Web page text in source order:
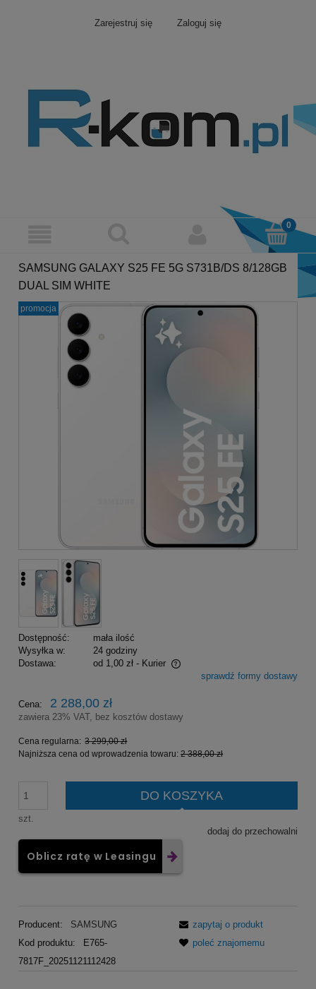
Zarejestruj się Zaloguj się
SAMSUNG GALAXY S25 FE 5G S731B/DS 8/128GB
DUAL SIM WHITE
promocja
Dostępność:
mała ilość
Wysyłka w:
24 godziny
Dostawa:
od 1,00 zł - Kurier
Cena nie zawiera ewentualnych kosztów płatnościsprawdź formy dostawy
Cena: 2 288,00 zł
zawiera 23% VAT, bez kosztów dostawy
Cena regularna: 3 299,00 zł
Najniższa cena od wprowadzenia towaru: 2 388,00 zł
szt.
DO KOSZYKA
dodaj do przechowalni
Oblicz ratę w Leasingu
Producent:
SAMSUNG
Kod produktu:
E765-
7817F_20251121112428
zapytaj o produkt
poleć znajomemu